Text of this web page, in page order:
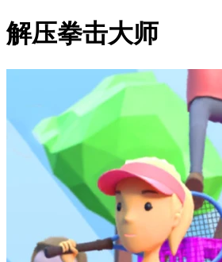
解压拳击大师